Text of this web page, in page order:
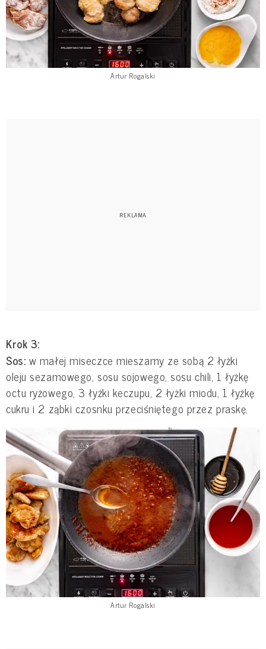
Artur Rogalski
Krok 3:
Sos: w małej miseczce mieszamy ze sobą 2 łyżki
oleju sezamowego, sosu sojowego, sosu chili, 1 łyżkę
octu ryżowego, 3 łyżki keczupu, 2 łyżki miodu, 1 łyżkę
cukru i 2 ząbki czosnku przeciśniętego przez praskę.
Artur Rogalski